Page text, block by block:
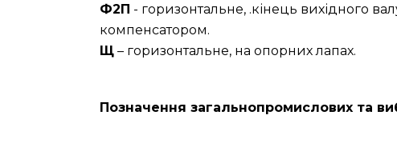
Ф2П - горизонтальне, .кінець вихідного
компенсатором.
Щ– горизонтальне, на опорних лапах.
Позначення загальнопромислових та